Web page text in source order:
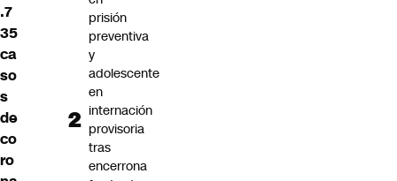
.7
35
ca
so
s
de
co
ro
prisión
preventiva
y
adolescente
en
internación
provisoria
tras
encerrona